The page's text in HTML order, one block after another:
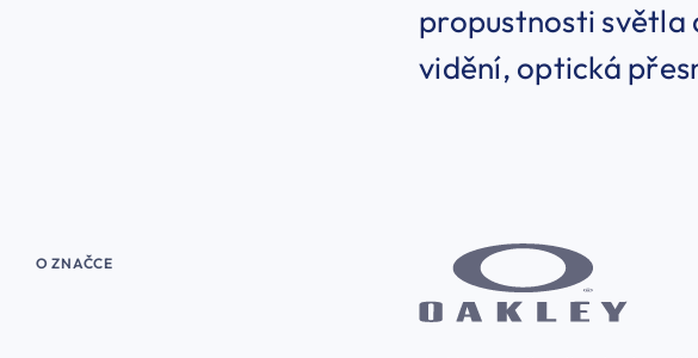
propustnosti
vidění, optická
O ZNAČCE